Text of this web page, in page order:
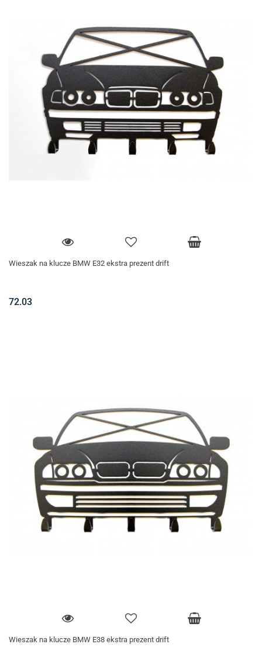
Wieszak na klucze BMW E32 ekstra prezent drift
72.03
Wieszak na klucze BMW E38 ekstra prezent drift